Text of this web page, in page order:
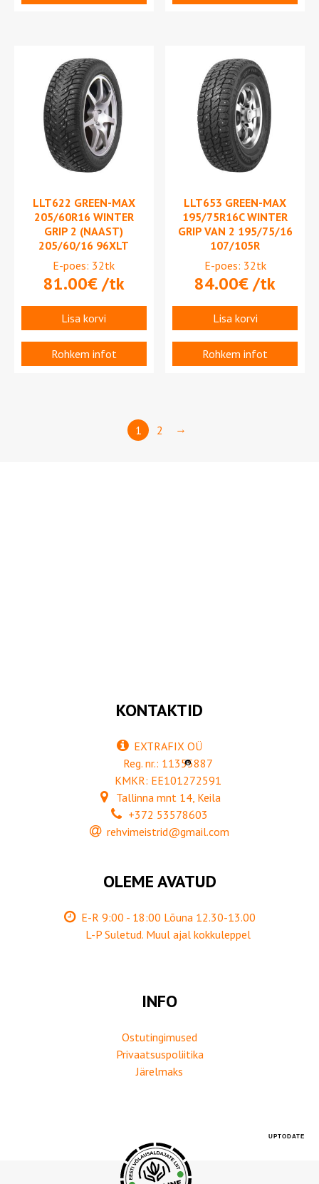
LLT622 GREEN-MAX
205/60R16 WINTER
GRIP 2 (NAAST)
205/60/16 96XLT
E-poes: 32tk
81.00€/tk
Lisa korvi
Rohkem infot
LLT653 GREEN-MAX
195/75R16C WINTER
GRIP VAN 2 195/75/16
107/105R
E-poes: 32tk
84.00€/tk
Lisa korvi
Rohkem infot
1 2 →
KONTAKTID
EXTRAFIX OÜ
Reg. nr.: 11355887
KMKR: EE101272591
Tallinna mnt 14, Keila
+372 53578603
rehvimeistrid@gmail.com
OLEME AVATUD
E-R 9:00 - 18:00 Lõuna 12.30-13.00
L-P Suletud. Muul ajal kokkuleppel
INFO
Ostutingimused
Privaatsuspoliitika
Järelmaks
UPTODATE
®